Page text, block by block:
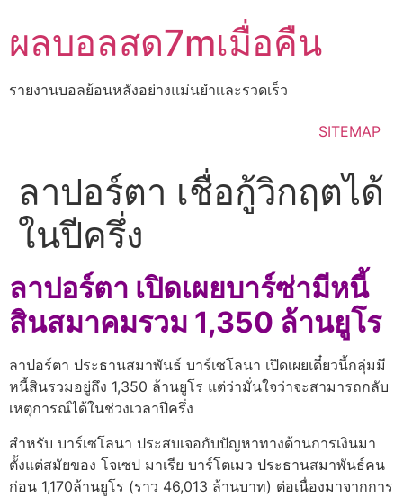
to
content
ผลบอลสด7mเมื่อคืน
รายงานบอลย้อนหลังอย่างแม่นยำเเละรวดเร็ว
SITEMAP
ลาปอร์ตา เชื่อกู้วิกฤตได้
ในปีครึ่ง
ลาปอร์ตา เปิดเผยบาร์ซ่ามีหนี้
สินสมาคมรวม 1,350 ล้านยูโร
ลาปอร์ตา ประธานสมาพันธ์ บาร์เซโลนา เปิดเผยเดี๋ยวนี้กลุ่มมี
หนี้สินรวมอยู่ถึง 1,350 ล้านยูโร แต่ว่ามั่นใจว่าจะสามารถกลับ
เหตุการณ์ได้ในช่วงเวลาปีครึ่ง
สำหรับ บาร์เซโลนา ประสบเจอกับปัญหาทางด้านการเงินมา
ตั้งแต่สมัยของ โจเซป มาเรีย บาร์โตเมว ประธานสมาพันธ์คน
ก่อน 1,170ล้านยูโร (ราว 46,013 ล้านบาท) ต่อเนื่องมาจากการ